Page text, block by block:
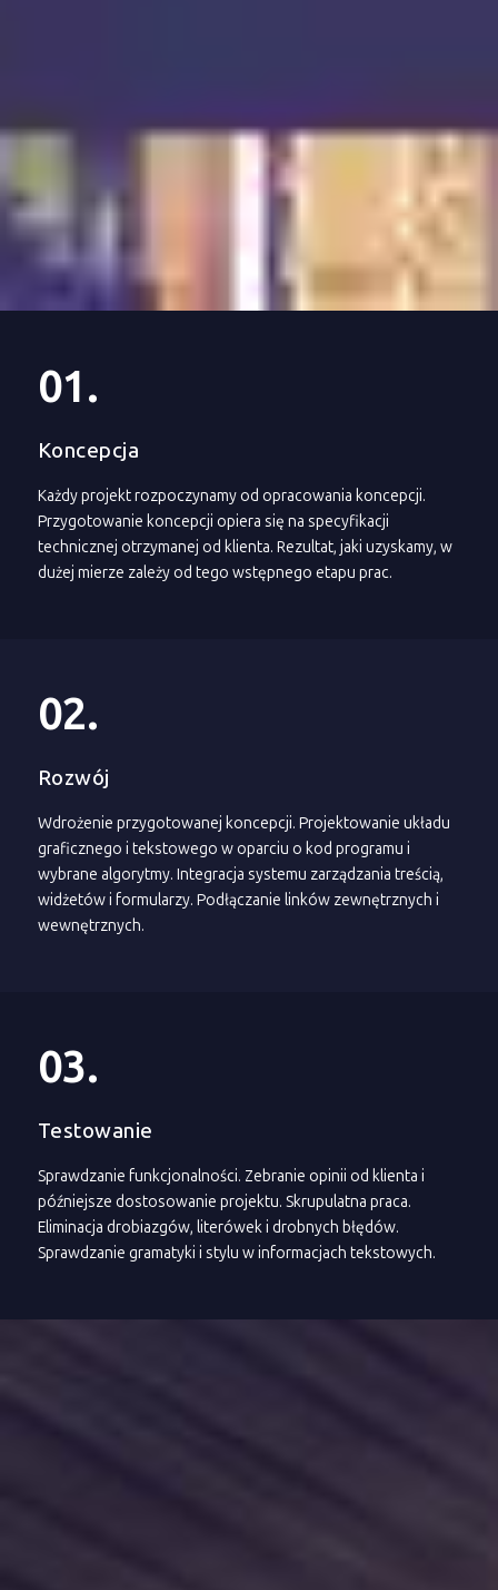
01.
Koncepcja
Każdy projekt rozpoczynamy od opracowania koncepcji.
Przygotowanie koncepcji opiera się na specyfikacji
technicznej otrzymanej od klienta. Rezultat, jaki uzyskamy, w
dużej mierze zależy od tego wstępnego etapu prac.
02.
Rozwój
Wdrożenie przygotowanej koncepcji. Projektowanie układu
graficznego i tekstowego w oparciu o kod programu i
wybrane algorytmy. Integracja systemu zarządzania treścią,
widżetów i formularzy. Podłączanie linków zewnętrznych i
wewnętrznych.
03.
Testowanie
Sprawdzanie funkcjonalności. Zebranie opinii od klienta i
późniejsze dostosowanie projektu. Skrupulatna praca.
Eliminacja drobiazgów, literówek i drobnych błędów.
Sprawdzanie gramatyki i stylu w informacjach tekstowych.